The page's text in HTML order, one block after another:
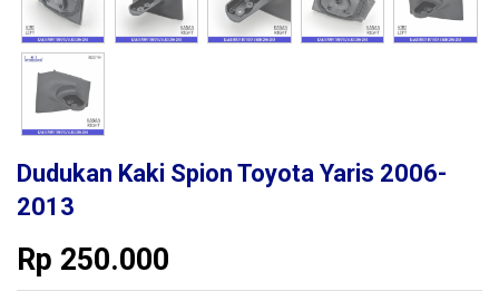
Dudukan Kaki Spion Toyota Yaris 2006-
2013
Rp 250.000